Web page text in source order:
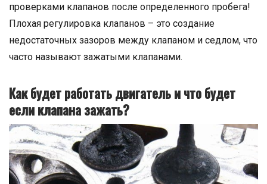
проверками клапанов после определенного пробега!
Плохая регулировка клапанов – это создание
недостаточных зазоров между клапаном и седлом, что
часто называют зажатыми клапанами.
Как будет работать двигатель и что будет
если клапана зажать?